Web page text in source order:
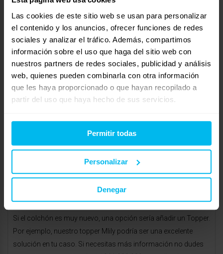
Las cookies de este sitio web se usan para personalizar
el contenido y los anuncios, ofrecer funciones de redes
sociales y analizar el tráfico. Además, compartimos
información sobre el uso que haga del sitio web con
nuestros partners de redes sociales, publicidad y análisis
web, quienes pueden combinarla con otra información
que les haya proporcionado o que hayan recopilado a
partir del uso que haya hecho de sus servicios.
Permitir todas
Personalizar
Denegar
las mañanas. A veces es cuestión de adaptación, pero si
después de dos meses sigues despertando destrozado, igual
es que no es el colchón que necesitas.
Te recomendaría probar otra opción. Si te siguen dando
con garantía de prueba, que te permitan devolverlo si no te
enero 23, 2025 a las 7:53 amRESPONDER
Maxcolchon Parque Principado Invitado
Si el colchón es muy nuevo, una opción sería añadir un Topper.
Por ejemplo, nuestro topper Mlily podría ser una excelente
solución en tu caso. Si necesitas más información no dudes